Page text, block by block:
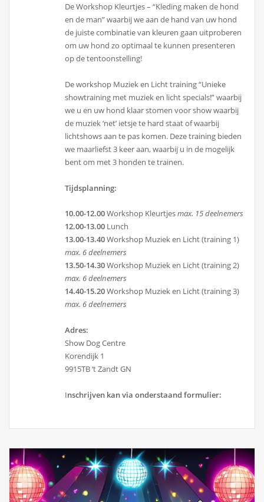
De Workshop Kleurtjes – “Kleding maken de hond
en de man” waarbij we aan de hand van uw hond
de juiste combinatie van kleuren gaan uitproberen
om uw hond zo optimaal te kunnen presenteren
op de tentoonstelling!
De workshop Muziek en Licht training “Unieke
showtraining met muziek en licht specials!” waarbij
we u en uw hond klaar stomen voor show waarbij
de muziek ‘net’ ietsje te hard staat of waarbij
lichtshows aan te pas komen. Deze training bieden
we maarliefst 3 keer aan, waarbij u in de mogelijk
bent om met 3 honden te trainen.
Tijdsplanning:
10.00-12.00Workshop Kleurtjesmax. 15 deelnemers
12.00-13.00 Lunch
13.00-13.40Workshop Muziek en Licht (training 1)
max. 6 deelnemers
13.50-14.30Workshop Muziek en Licht (training 2)
max. 6 deelnemers
14.40-15.20Workshop Muziek en Licht (training 3)
max. 6 deelnemers
Adres:
Show Dog Centre
Korendijk 1
9915TB ‘t Zandt GN
Inschrijven kan via onderstaand formulier: